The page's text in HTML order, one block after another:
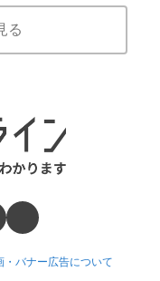
る
・バナー広告について